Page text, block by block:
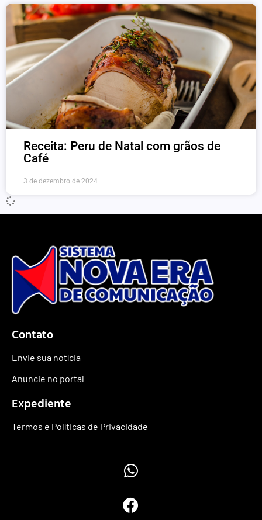
Receita: Peru de Natal com grãos de
Café
3 de dezembro de 2024
Contato
Envie sua notícia
Anuncie no portal
Expediente
Termos e Políticas de Privacidade